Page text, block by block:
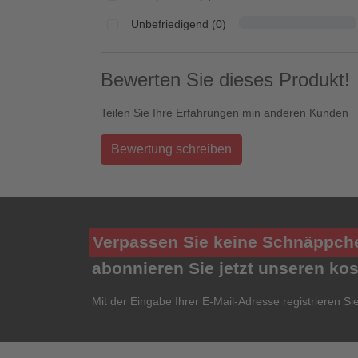
Unbefriedigend (0)
Bewerten Sie dieses Produkt!
Teilen Sie Ihre Erfahrungen min anderen Kunden
Bewertung schreiben
Verpassen Sie keine
abonnieren Sie jetzt unseren
Mit der Eingabe Ihrer E-Mail-Adresse registrieren